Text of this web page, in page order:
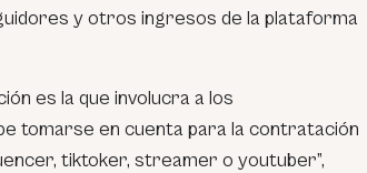
y otros ingresos de la plataforma
es la que involucra a los
tomarse en cuenta para la contratación
tiktoker, streamer o youtuber”,